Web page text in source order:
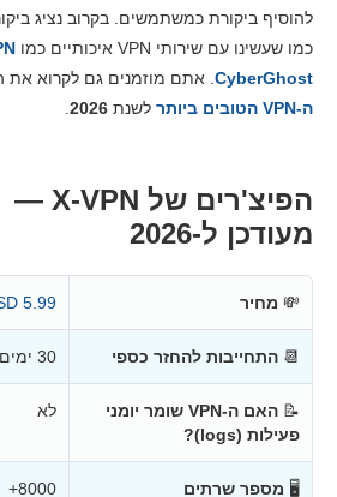
התקנה ואפליקציות 6.0
אמינות ותמיכה 6.3
להוסיף ביקורת כמשתמשים. בקרוב נציג
כמו שעשינו עם שירותי VPN איכותיים כמו
CyberGhost. אתם מוזמנים גם לקרוא את
ה-VPN הטובים ביותר
לשנת 2026
.
הפיצ'רים של X-VPN —
מעודכן ל-2026
💸 מחיר 5.99 USD/חודש
📆 התחייבות להחזר כספי 30 ימים
📝
האם ה-VPN שומר יומני
פעילות (logs)?
לא
🖥 מספר שרתים 8000+